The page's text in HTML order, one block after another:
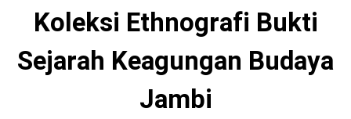
Koleksi Ethnografi Bukti
Sejarah Keagungan Budaya
Jambi